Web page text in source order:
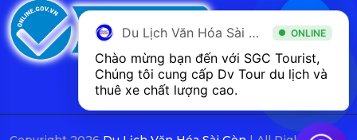
Du Lịch Văn Hóa Sài Gòn ONLINE
Chào mừng bạn đến với SGC Tourist,
Chúng tôi cung cấp Dv Tour du lịch và
thuê xe chất lượng cao.